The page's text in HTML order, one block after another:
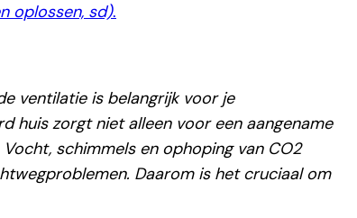
oplossen, sd).
ventilatie is belangrijk voor je
huis zorgt niet alleen voor een aangename
schimmels en ophoping van CO2
Daarom is het cruciaal om